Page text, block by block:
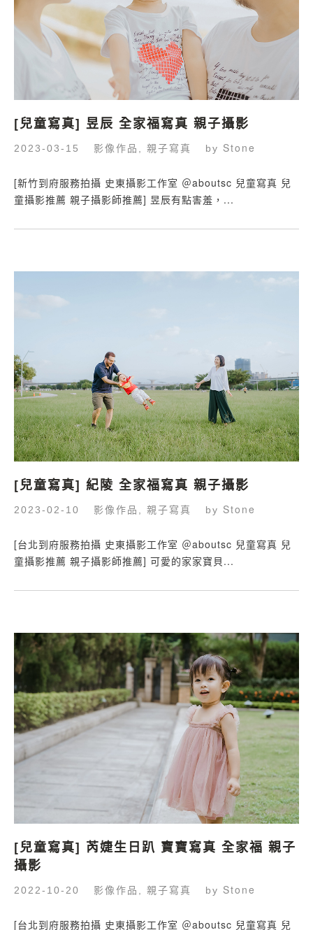
[兒童寫真] 昱辰 全家福寫真 親子攝影
2023-03-15 影像作品 親子寫真 by Stone
[新竹到府服務拍攝 史東攝影工作室 ＠aboutsc 兒童寫真 兒
童攝影推薦 親子攝影師推薦] 昱辰有點害羞，...
[兒童寫真] 紀陵 全家福寫真 親子攝影
2023-02-10 影像作品 親子寫真 by Stone
[台北到府服務拍攝 史東攝影工作室 ＠aboutsc 兒童寫真 兒
童攝影推薦 親子攝影師推薦] 可愛的家家寶貝...
[兒童寫真] 芮婕生日趴 寶寶寫真 全家福 親子
攝影
2022-10-20 影像作品 親子寫真 by Stone
[台北到府服務拍攝 史東攝影工作室 ＠aboutsc 兒童寫真 兒